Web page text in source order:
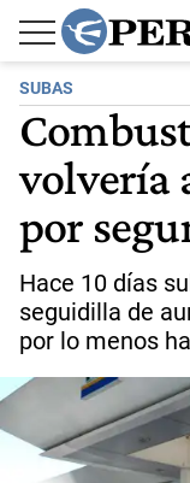
SUBAS
volvería
por
Hace 10 días
seguidilla de
por lo menos